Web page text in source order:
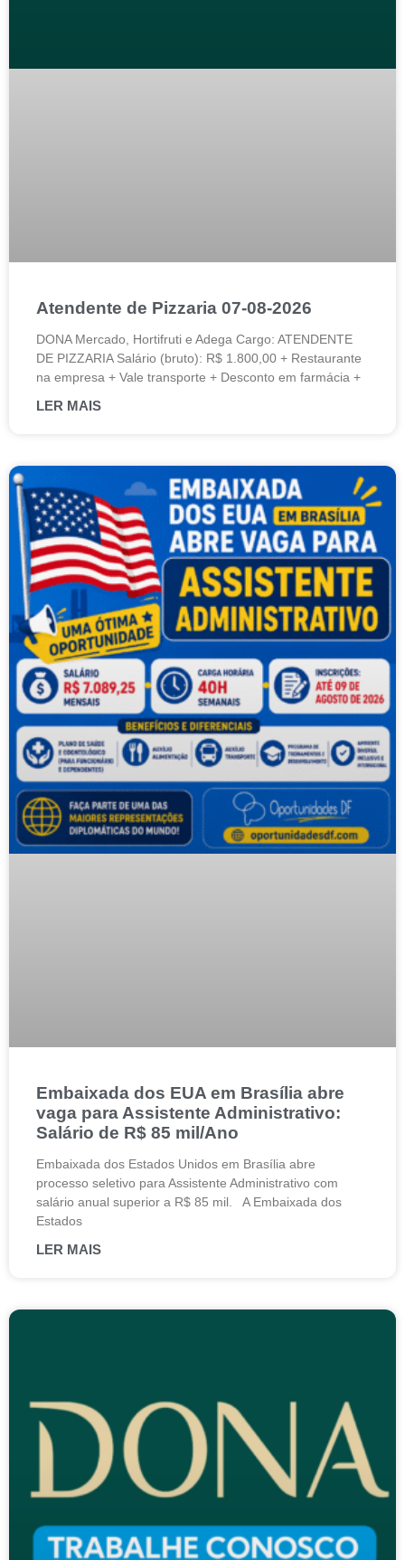
Atendente de Pizzaria 07-08-2026
DONA Mercado, Hortifruti e Adega Cargo: ATENDENTE
DE PIZZARIA Salário (bruto): R$ 1.800,00 + Restaurante
na empresa + Vale transporte + Desconto em farmácia +
LER MAIS
Embaixada dos EUA em Brasília abre
vaga para Assistente Administrativo:
Salário de R$ 85 mil/Ano
Embaixada dos Estados Unidos em Brasília abre
processo seletivo para Assistente Administrativo com
salário anual superior a R$ 85 mil. A Embaixada dos
Estados
LER MAIS